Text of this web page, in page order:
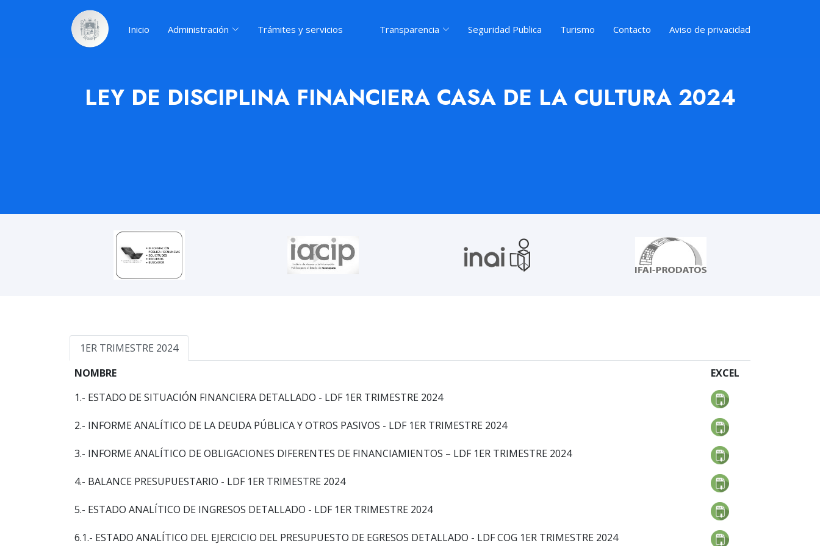
Inicio Administración Trámites y servicios Transparencia Seguridad Publica Turismo Contacto Aviso de privacidad
LEY DE DISCIPLINA FINANCIERA CASA DE LA CULTURA 2024
1ER TRIMESTRE 2024
NOMBRE
EXCEL
1.- ESTADO DE SITUACIÓN FINANCIERA DETALLADO - LDF 1ER TRIMESTRE 2024
2.- INFORME ANALÍTICO DE LA DEUDA PÚBLICA Y OTROS PASIVOS - LDF 1ER TRIMESTRE 2024
3.- INFORME ANALÍTICO DE OBLIGACIONES DIFERENTES DE FINANCIAMIENTOS – LDF 1ER TRIMESTRE 2024
4.- BALANCE PRESUPUESTARIO - LDF 1ER TRIMESTRE 2024
5.- ESTADO ANALÍTICO DE INGRESOS DETALLADO - LDF 1ER TRIMESTRE 2024
6.1.- ESTADO ANALÍTICO DEL EJERCICIO DEL PRESUPUESTO DE EGRESOS DETALLADO - LDF COG 1ER TRIMESTRE 2024